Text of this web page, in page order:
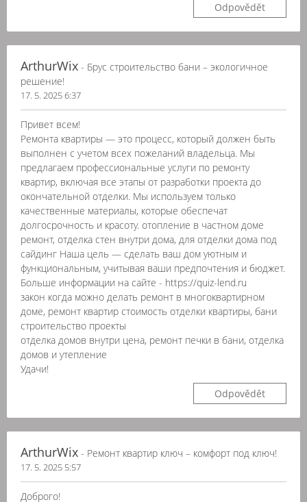
Odpovědět
ArthurWix - Брус строительство бани – экологичное
решение!
17. 5. 2025 6:37
Привет всем!
Ремонта квартиры — это процесс, который должен быть
выполнен с учетом всех пожеланий владельца. Мы
предлагаем профессиональные услуги по ремонту
квартир, включая все этапы от разработки проекта до
окончательной отделки. Мы используем только
качественные материалы, которые обеспечат
долгосрочность и красоту. отопление в частном доме
ремонт, отделка стен внутри дома, для отделки дома под
сайдинг Наша цель — сделать ваш дом уютным и
функциональным, учитывая ваши предпочтения и бюджет.
Больше информации на сайте - https://quiz-lend.ru
закон когда можно делать ремонт в многоквартирном
доме, ремонт квартир стоимость отделки квартиры, бани
строительство проекты
отделка домов внутри цена, ремонт печки в бани, отделка
домов и утепление
Удачи!
Odpovědět
ArthurWix - Ремонт квартир ключ – комфорт под ключ!
17. 5. 2025 5:57
Доброго!